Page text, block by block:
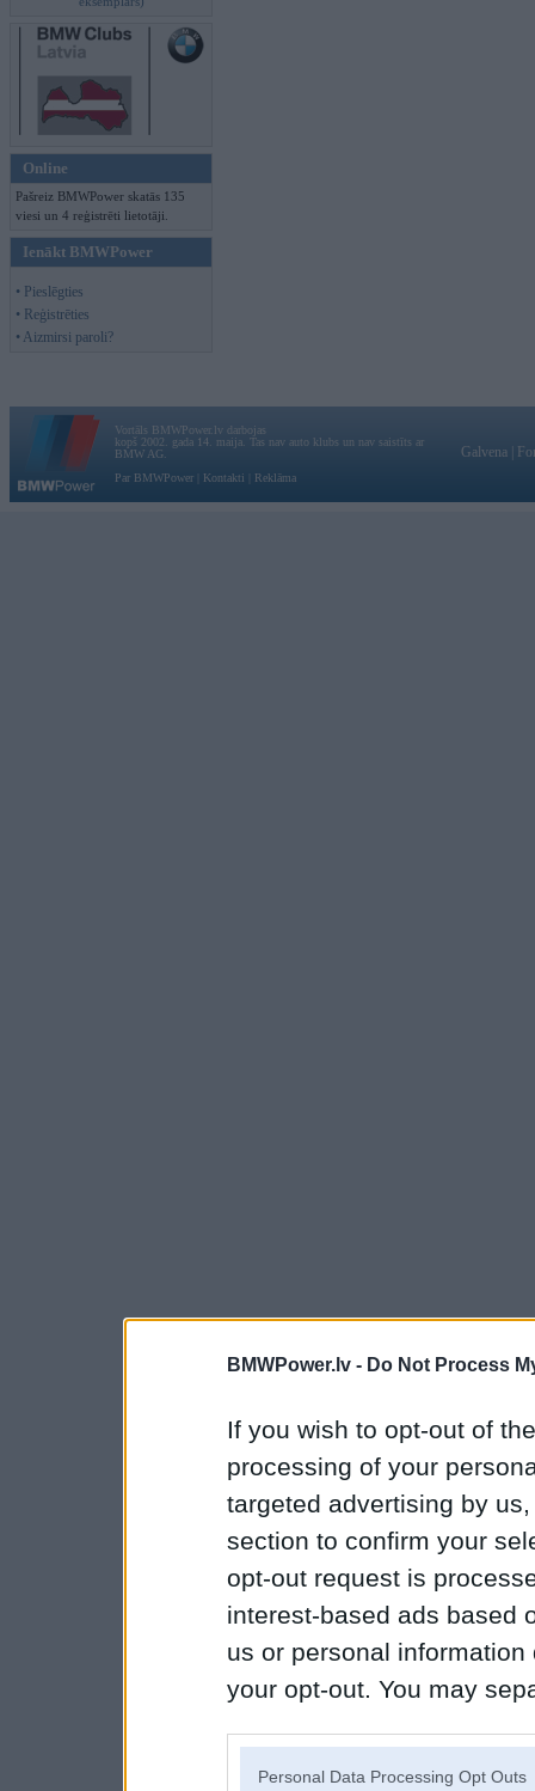
BMWPower.lv - Do Not Process
If you wish to opt-out of
processing of your
targeted advertising by
section to confirm your
opt-out request is
interest-based ads based
us or personal
your opt-out. You may
Personal Data Processing Opt Outs
Online
Pašreiz BMWPower skatās 135
viesi un 4 reģistrēti lietotāji.
Ienākt BMWPower
• Pieslēgties
• Reģistrēties
• Aizmirsi paroli?
Vortāls BMWPower.lv darbojas
kopš 2002. gada 14. maija. Tas nav auto klubs un nav saistīts ar
BMW AG.
Par BMWPower
Kontakti Reklāma
Galvena